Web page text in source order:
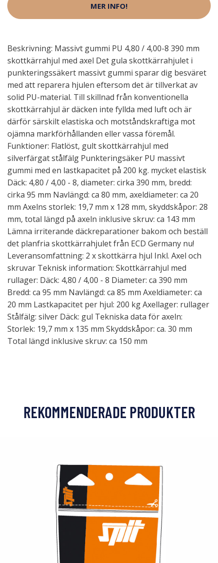
MER INFO!
Beskrivning: Massivt gummi PU 4,80 / 4,00-8 390 mm
skottkärrahjul med axel Det gula skottkärrahjulet i
punkteringssäkert massivt gummi sparar dig besväret
med att reparera hjulen eftersom det är tillverkat av
solid PU-material. Till skillnad från konventionella
skottkärrahjul är däcken inte fyllda med luft och är
därför särskilt elastiska och motståndskraftiga mot
ojämna markförhållanden eller vassa föremål.
Funktioner: Flatlöst, gult skottkärrahjul med
silverfärgat stålfälg Punkteringsäker PU massivt
gummi med en lastkapacitet på 200 kg. mycket elastisk
Däck: 4,80 / 4,00 - 8, diameter: cirka 390 mm, bredd:
cirka 95 mm Navlängd: ca 80 mm, axeldiameter: ca 20
mm Axelns storlek: 19,7 mm x 128 mm, skyddskåpor: 28
mm, total längd på axeln inklusive skruv: ca 143 mm
Lämna irriterande däckreparationer bakom och beställ
det planfria skottkärrahjulet från ECD Germany nu!
Leveransomfattning: 2 x skottkärra hjul Inkl. Axel och
skruvar Teknisk information: Skottkärrahjul med
rullager: Däck: 4,80 / 4,00 - 8 Diameter: ca 390 mm
Bredd: ca 95 mm Navlängd: ca 85 mm Axeldiameter: ca
20 mm Lastkapacitet per hjul: 200 kg Axellager: rullager
Stålfälg: silver Däck: gul Tekniska data för axeln:
Storlek: 19,7 mm x 135 mm Skyddskåpor: ca. 30 mm
Total längd inklusive skruv: ca 150 mm
REKOMMENDERADE PRODUKTER